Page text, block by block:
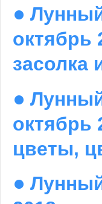
●
октябрь
засолка
●
октябрь
цветы,
●